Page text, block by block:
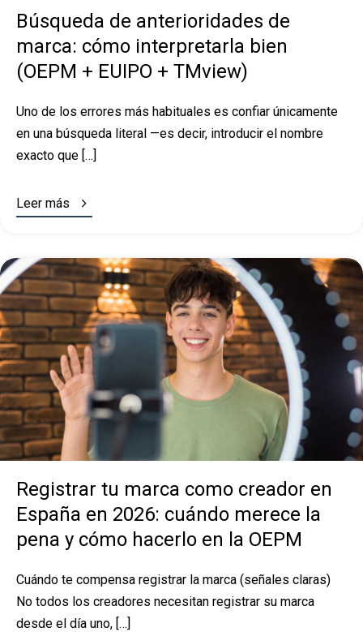
Búsqueda de anterioridades de
marca: cómo interpretarla bien
(OEPM + EUIPO + TMview)
Uno de los errores más habituales es confiar únicamente
en una búsqueda literal —es decir, introducir el nombre
exacto que […]
Leer más 
Registrar tu marca como creador en
España en 2026: cuándo merece la
pena y cómo hacerlo en la OEPM
Cuándo te compensa registrar la marca (señales claras)
No todos los creadores necesitan registrar su marca
desde el día uno, […]